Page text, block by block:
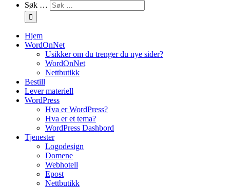
Søk …
Hjem
WordOnNet
Usikker om du trenger du nye sider?
WordOnNet
Nettbutikk
Bestill
Lever materiell
WordPress
Hva er WordPress?
Hva er et tema?
WordPress Dashbord
Tjenester
Logodesign
Domene
Webhotell
Epost
Nettbutikk